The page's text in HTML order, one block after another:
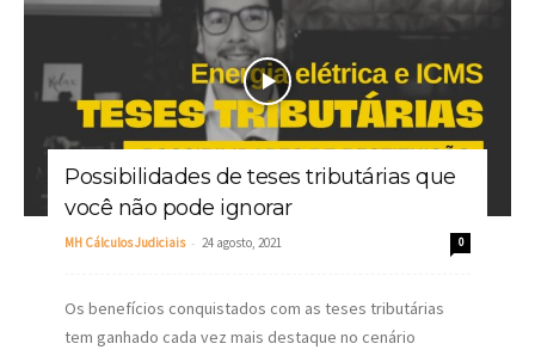
Possibilidades de teses tributárias que
você não pode ignorar
MH Cálculos Judiciais - 24 agosto, 2021 0
Os benefícios conquistados com as teses tributárias
tem ganhado cada vez mais destaque no cenário